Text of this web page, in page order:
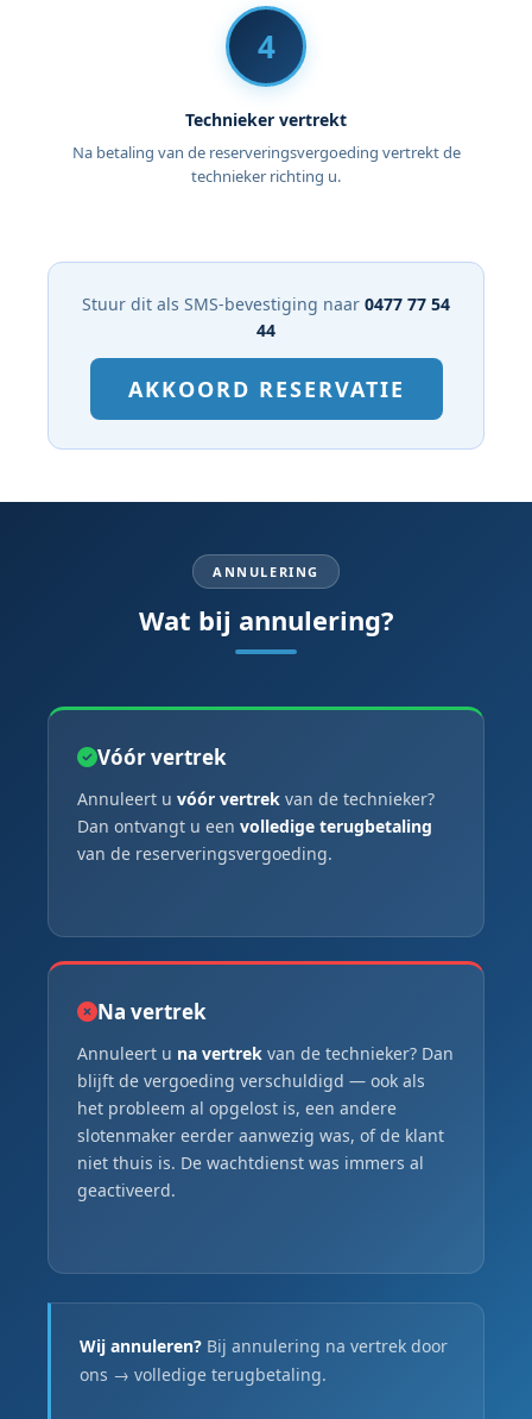
4
Technieker vertrekt
Na betaling van de reserveringsvergoeding vertrekt de
technieker richting u.
Stuur dit als SMS-bevestiging naar 0477 77 54
44
AKKOORD RESERVATIE
ANNULERING
Wat bij annulering?
Vóór vertrek
Annuleert u vóór vertrek van de technieker?
Dan ontvangt u een volledige terugbetaling
van de reserveringsvergoeding.
Na vertrek
Annuleert u na vertrek van de technieker? Dan
blijft de vergoeding verschuldigd — ook als
het probleem al opgelost is, een andere
slotenmaker eerder aanwezig was, of de klant
niet thuis is. De wachtdienst was immers al
geactiveerd.
Wij annuleren? Bij annulering na vertrek door
ons → volledige terugbetaling.